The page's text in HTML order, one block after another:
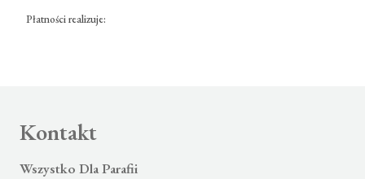
Płatności realizuje:
Kontakt
Wszystko Dla Parafii